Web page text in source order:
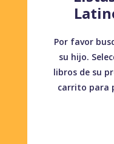
Por favor
su hijo.
libros de su
carrito para